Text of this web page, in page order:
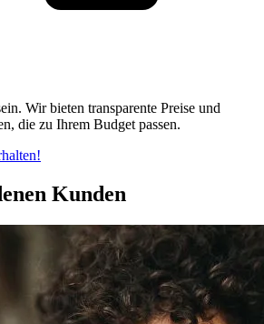
Wir bieten transparente Preise und
die zu Ihrem Budget passen.
Kunden